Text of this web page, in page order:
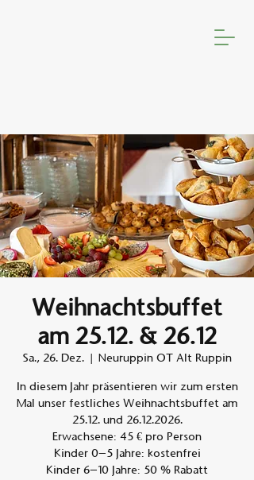
Weihnachtsbuffet
am 25.12. & 26.12
Sa., 26. Dez.
  |
Neuruppin OT Alt Ruppin
In diesem Jahr präsentieren wir zum ersten
Mal unser festliches Weihnachtsbuffet am
25.12. und 26.12.2026.
Erwachsene: 45 € pro Person
Kinder 0–5 Jahre: kostenfrei
Kinder 6–10 Jahre: 50 % Rabatt